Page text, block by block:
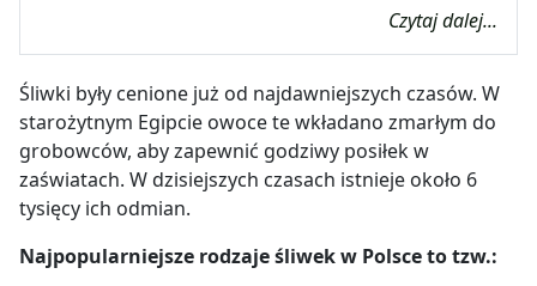
Czytaj dalej...
Śliwki były cenione już od najdawniejszych czasów. W
starożytnym Egipcie owoce te wkładano zmarłym do
grobowców, aby zapewnić godziwy posiłek w
zaświatach. W dzisiejszych czasach istnieje około 6
tysięcy ich odmian.
Najpopularniejsze rodzaje śliwek w Polsce to tzw.: